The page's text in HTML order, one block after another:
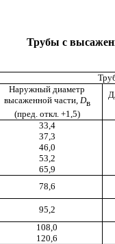
Трубы с
Наружный диаметр
высаженной части, Dв
(пред. откл. +1,5)
33,4
37,3
46,0
53,2
65,9
78,6
95,2
108,0
120,6